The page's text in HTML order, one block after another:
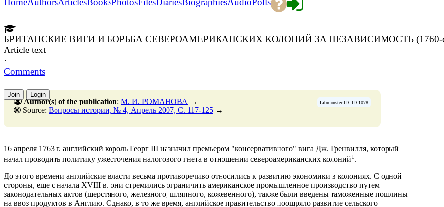
БРИТАНСКИЕ ВИГИ И БОРЬБА СЕВЕРОАМЕРИКАНСКИХ КОЛОНИЙ ЗА НЕЗАВИСИМОСТЬ (1760-е
Article text
·
Comments
Join Login
Libmonster ID: ID-1078
Author(s) of the publication: М. И. РОМАНОВА →
Source: Вопросы истории, № 4, Апрель 2007, C. 117-125 →
16 апреля 1763 г. английский король Георг III назначил премьером "консервативного" вига Дж. Гренвилля, который
начал проводить политику ужесточения налогового гнета в отношении североамериканских колоний1 .
До этого времени английские власти весьма противоречиво относились к развитию экономики в колониях. С одной
стороны, еще с начала XVIII в. они стремились ограничить американское промышленное производство путем
законодательных актов (шерстяного, железного, шляпного, кожевенного), также были введены таможенные пошлины
на ввоз продуктов в Англию. Однако, в то же время, английское правительство поощряло развитие сельского